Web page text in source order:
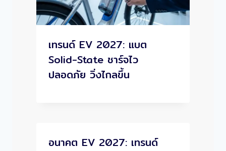
เทรนด์ EV 2027: แบต
Solid-State ชาร์จไว
ปลอดภัย วิ่งไกลขึ้น
อนาคต EV 2027: เทรนด์